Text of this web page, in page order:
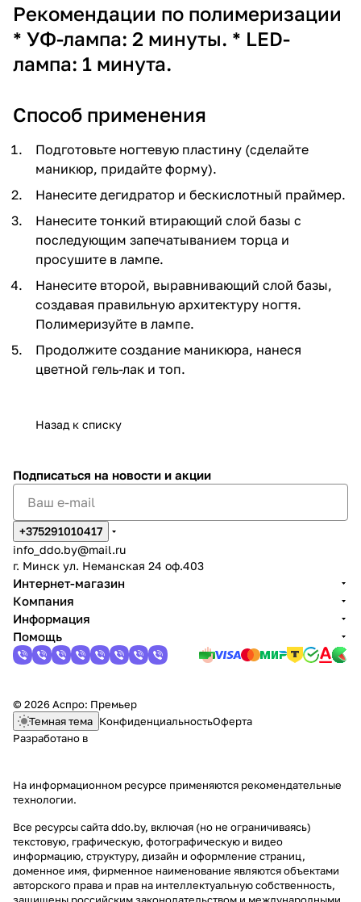
Рекомендации по полимеризации
* УФ-лампа: 2 минуты. * LED-
лампа: 1 минута.
Способ применения
Подготовьте ногтевую пластину (сделайте
маникюр, придайте форму).
Нанесите дегидратор и бескислотный праймер.
Нанесите тонкий втирающий слой базы с
последующим запечатыванием торца и
просушите в лампе.
Нанесите второй, выравнивающий слой базы,
создавая правильную архитектуру ногтя.
Полимеризуйте в лампе.
Продолжите создание маникюра, нанеся
цветной гель-лак и топ.
Назад к списку
Подписаться на новости и акции
+375291010417
info_ddo.by@mail.ru
г. Минск ул. Неманская 24 оф.403
Интернет-магазин
Компания
Информация
Помощь
© 2026 Аспро: Премьер
Темная тема КонфиденциальностьОферта
Разработано в
На информационном ресурсе применяются рекомендательные
технологии.
Все ресурсы сайта ddo.by, включая (но не ограничиваясь)
текстовую, графическую, фотографическую и видео
информацию, структуру, дизайн и оформление страниц,
доменное имя, фирменное наименование являются объектами
авторского права и прав на интеллектуальную собственность,